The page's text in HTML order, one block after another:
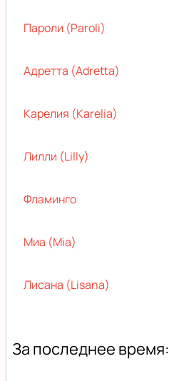
Пароли (Paroli)
Адретта (Adretta)
Карелия (Karelia)
Лилли (Lilly)
Фламинго
Миа (Mia)
Лисана (Lisana)
За последнее время: